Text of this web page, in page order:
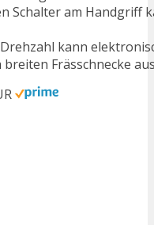
Schalter am Handgriff
kann
Frässchnecke